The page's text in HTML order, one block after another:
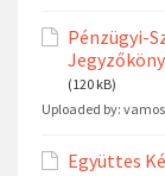
Pénzügyi-
(120 kB)
Uploaded by:
Együttes